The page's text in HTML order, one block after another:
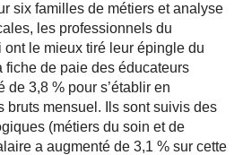
six familles de métiers et analyse
les professionnels du
ont le mieux tiré leur épingle du
fiche de paie des éducateurs
3,8 % pour s’établir en
bruts mensuel. Ils sont suivis des
(métiers du soin et de
a augmenté de 3,1 % sur cette